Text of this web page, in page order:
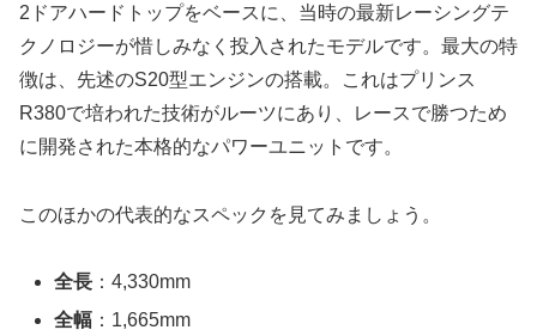
2ドアハードトップをベースに、当時の最新レーシングテ
クノロジーが惜しみなく投入されたモデルです。最大の特
徴は、先述のS20型エンジンの搭載。これはプリンス
R380で培われた技術がルーツにあり、レースで勝つため
に開発された本格的なパワーユニットです。
このほかの代表的なスペックを見てみましょう。
全長 ：4,330mm
全幅 ：1,665mm